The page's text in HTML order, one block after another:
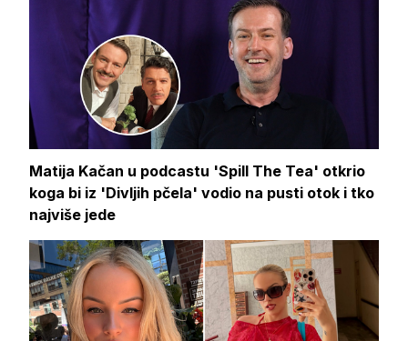
Matija Kačan u podcastu 'Spill The Tea' otkrio
koga bi iz 'Divljih pčela' vodio na pusti otok i tko
najviše jede